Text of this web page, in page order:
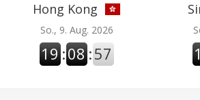
Hong Kong
So., 9. Aug. 2026
19 :08 :57